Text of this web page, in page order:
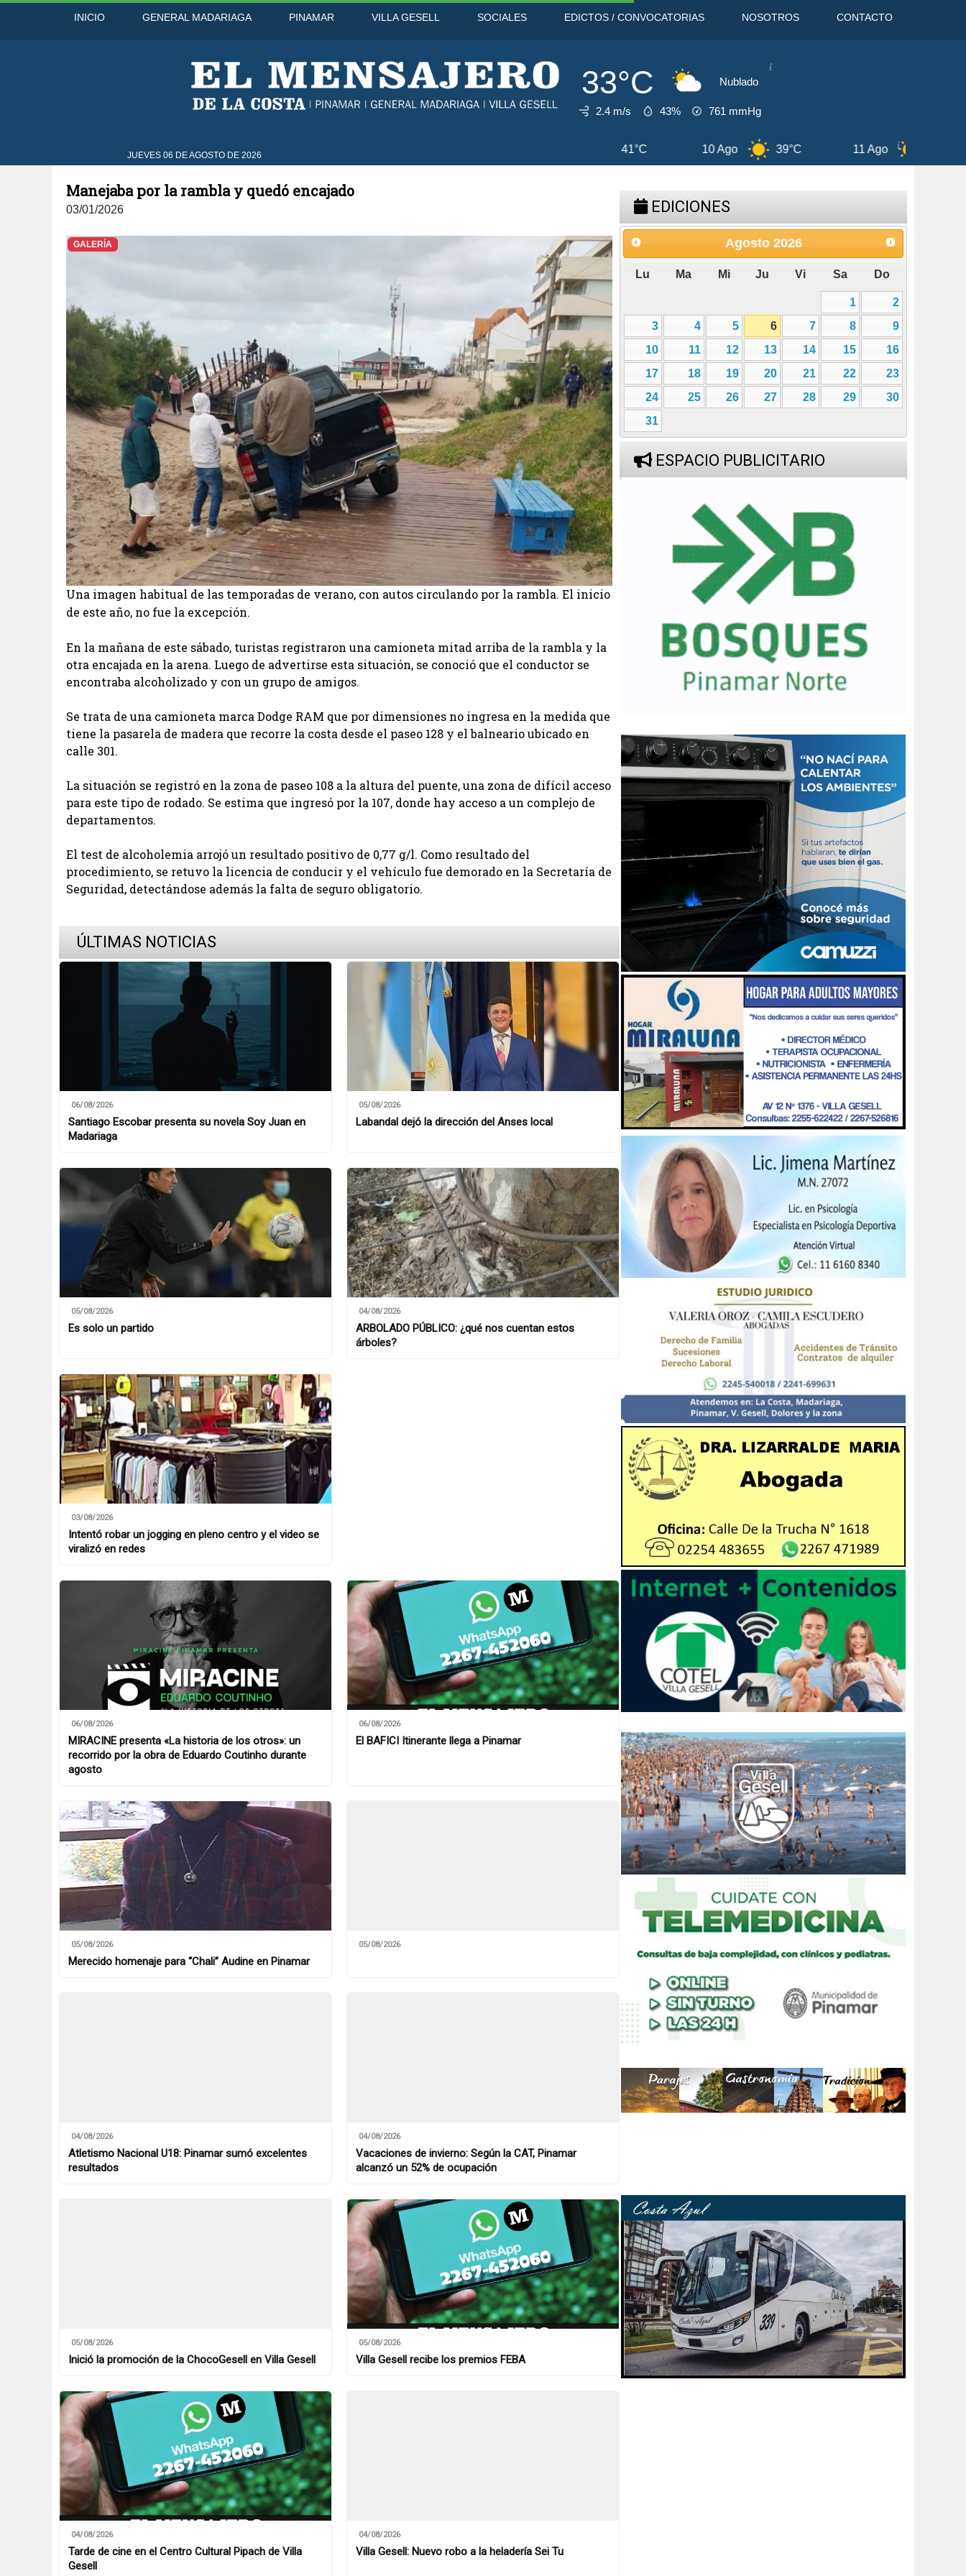
INICIO GENERAL MADARIAGA PINAMAR VILLA GESELL SOCIALES EDICTOS / CONVOCATORIAS NOSOTROS CONTACTO
33°C Nublado
2.4 m/s 43% 761 mmHg
JUEVES 06 DE AGOSTO DE 2026
41°C 7 Ago 43°C 10 Ago 39°C 11 Ago 39°C
Manejaba por la rambla y quedó encajado
03/01/2026
GALERÍA
Una imagen habitual de las temporadas de verano, con autos circulando por la rambla. El inicio
de este año, no fue la excepción.
En la mañana de este sábado, turistas registraron una camioneta mitad arriba de la rambla y la
otra encajada en la arena. Luego de advertirse esta situación, se conoció que el conductor se
encontraba alcoholizado y con un grupo de amigos.
Se trata de una camioneta marca Dodge RAM que por dimensiones no ingresa en la medida que
tiene la pasarela de madera que recorre la costa desde el paseo 128 y el balneario ubicado en
calle 301.
La situación se registró en la zona de paseo 108 a la altura del puente, una zona de difícil acceso
para este tipo de rodado. Se estima que ingresó por la 107, donde hay acceso a un complejo de
departamentos.
El test de alcoholemia arrojó un resultado positivo de 0,77 g/l. Como resultado del
procedimiento, se retuvo la licencia de conducir y el vehículo fue demorado en la Secretaría de
Seguridad, detectándose además la falta de seguro obligatorio.
ÚLTIMAS NOTICIAS
06/08/2026
Santiago Escobar presenta su novela Soy Juan en
Madariaga
05/08/2026
Labandal dejó la dirección del Anses local
05/08/2026
Es solo un partido
04/08/2026
ARBOLADO PÚBLICO: ¿qué nos cuentan estos
árboles?
03/08/2026
Intentó robar un jogging en pleno centro y el video se
viralizó en redes
06/08/2026
MIRACINE presenta «La historia de los otros»: un
recorrido por la obra de Eduardo Coutinho durante
agosto
06/08/2026
El BAFICI Itinerante llega a Pinamar
05/08/2026
Merecido homenaje para “Chali” Audine en Pinamar
05/08/2026
04/08/2026
Atletismo Nacional U18: Pinamar sumó excelentes
resultados
04/08/2026
Vacaciones de invierno: Según la CAT, Pinamar
alcanzó un 52% de ocupación
05/08/2026
Inició la promoción de la ChocoGesell en Villa Gesell
05/08/2026
Villa Gesell recibe los premios FEBA
04/08/2026
Tarde de cine en el Centro Cultural Pipach de Villa
Gesell
04/08/2026
Villa Gesell: Nuevo robo a la heladería Sei Tu
EDICIONES
Agosto 2026
Lu Ma Mi Ju Vi Sa Do
1
2
3
4 5 6 7 8
9
10
11 12 13 14 15
16
17
18 19 20 21 22
23
24
25 26 27 28 29
30
31
ESPACIO PUBLICITARIO